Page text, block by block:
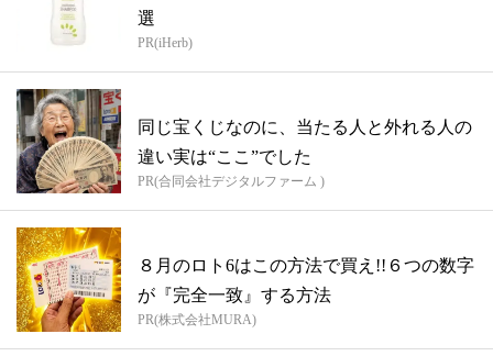
選
PR(iHerb)
同じ宝くじなのに、当たる人と外れる人の
違い実は“ここ”でした
PR(合同会社デジタルファーム )
８月のロト6はこの方法で買え!!６つの数字
が『完全一致』する方法
PR(株式会社MURA)